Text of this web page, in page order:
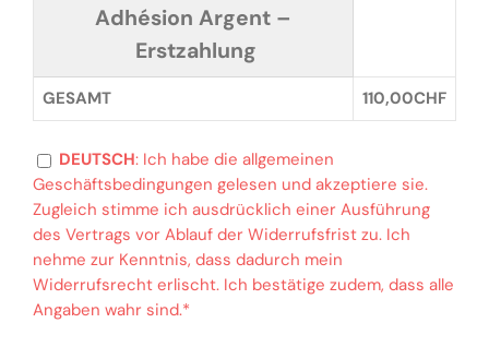
Adhésion Argent –
Erstzahlung
GESAMT 110,00CHF
DEUTSCH: Ich habe die allgemeinen
Geschäftsbedingungen gelesen und akzeptiere sie.
Zugleich stimme ich ausdrücklich einer Ausführung
des Vertrags vor Ablauf der Widerrufsfrist zu. Ich
nehme zur Kenntnis, dass dadurch mein
Widerrufsrecht erlischt. Ich bestätige zudem, dass alle
Angaben wahr sind.*